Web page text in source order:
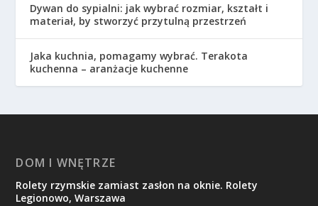
Dywan do sypialni: jak wybrać rozmiar, kształt i
materiał, by stworzyć przytulną przestrzeń
Jaka kuchnia, pomagamy wybrać. Terakota
kuchenna – aranżacje kuchenne
DOM I WNĘTRZE
Rolety rzymskie zamiast zasłon na oknie. Rolety
Legionowo, Warszawa